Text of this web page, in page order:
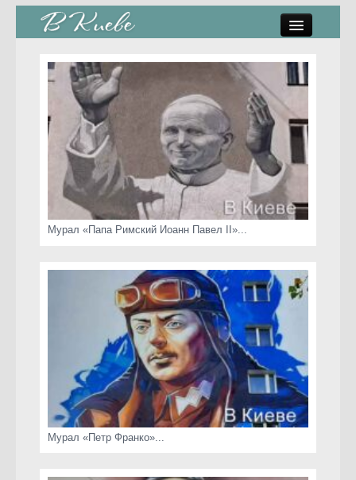
стрит-арт
коты Киева
скамейки
часы Киева
Мурал «Папа Римский Иоанн Павел II»...
Мурал «Петр Франко»...